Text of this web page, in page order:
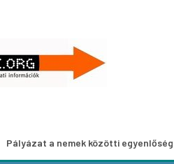
nemek közötti egyenlőség európai